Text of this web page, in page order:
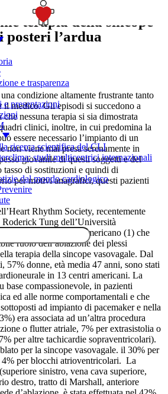
e trasparenza
presentazioni
ricerca scientifica del CLI
studi multicentrici internazionali
dal mondo cardiologico
terapia della sincope
posteri l’ardua
condizione altamente frustrante tanto
il medico. Gli episodi si succedono a
nessuna terapia si sia dimostrata
clinici, inoltre, in cui predomina la
essere necessario l’impianto di un
non viene mai presa serenamente in
giovanile di questi soggetti e del
tasso di sostituzioni e quindi di
per motivi anagrafici, questi pazienti
Rhythm Society, recentemente
Tung dell’Università
i dati di un registro americano (1) che
ruolo dell’ablazione dei plessi
terapia della sincope vasovagale. Dal
57% donne, età media 47 anni, sono stati
in 13 centri americani. La
base compassionevole, in pazienti
ed alle norme comportamentali e che
ad impianto di pacemaker e nella
era associata ad un’altra procedura
o flutter atriale, 7% per extrasistolia o
per altre tachicardie sopraventricolari).
per la sincope vasovagale. il 30% per
4% per blocchi atrioventricolari. La
sinistro, vena cava superiore,
destro, tratto di Marshall, anteriore